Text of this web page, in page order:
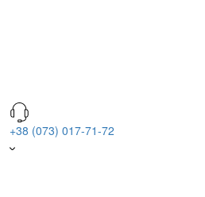
+38 (073) 017-71-72